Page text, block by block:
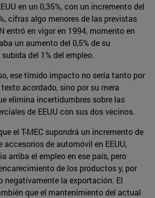
en un 0,35%, con un incremento del
cifras algo menores de las previstas
entró en vigor en 1994, momento en
un aumento del 0,5% de su
del 1% del empleo.
ese tímido impacto no sería tanto por
acordado, sino por su mera
elimina incertidumbres sobre las
de EEUU con sus dos vecinos.
el T-MEC supondrá un incremento de
accesorios de automóvil en EEUU,
arriba el empleo en ese país, pero
de los productos y, por
negativamente la exportación. El
que el mantenimiento del actual